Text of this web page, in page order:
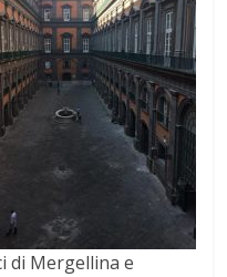
di Mergellina e